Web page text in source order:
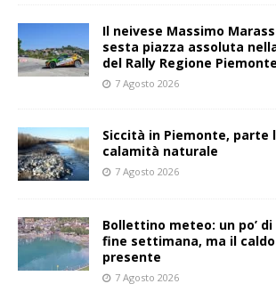
Il neivese Massimo
sesta piazza assoluta
del Rally Regione Piemonte
7 Agosto 2026
Siccità in Piemonte, parte
calamità naturale
7 Agosto 2026
Bollettino meteo: un po’
fine settimana, ma il
presente
7 Agosto 2026